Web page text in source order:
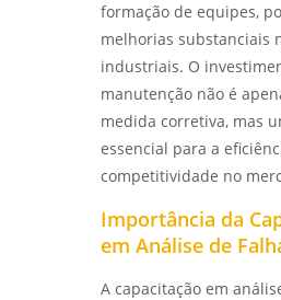
formação de equipes,
melhorias substanciais
industriais. O
manutenção não é
medida corretiva, mas
essencial para a
competitividade no
Importância da
em Análise de
A capacitação em